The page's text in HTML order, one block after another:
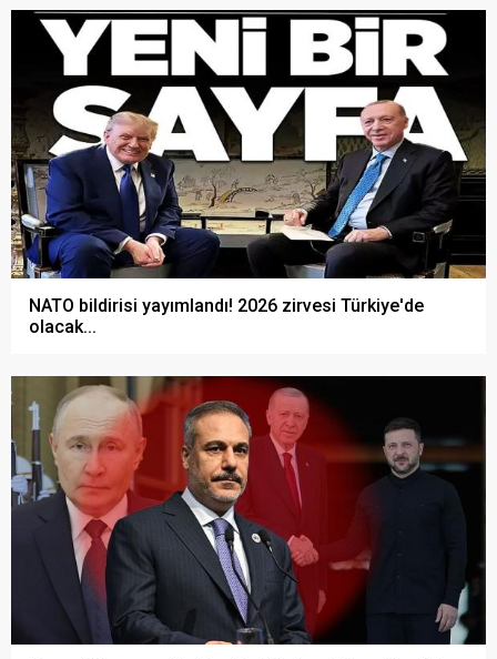
NATO bildirisi yayımlandı! 2026 zirvesi Türkiye'de
olacak...